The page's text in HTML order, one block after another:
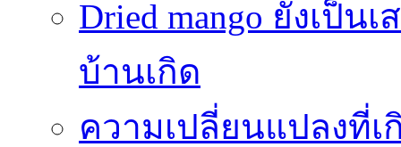
Dried mango ยังเป็น
บ้านเกิด
ความเปลี่ยนแปลงที่